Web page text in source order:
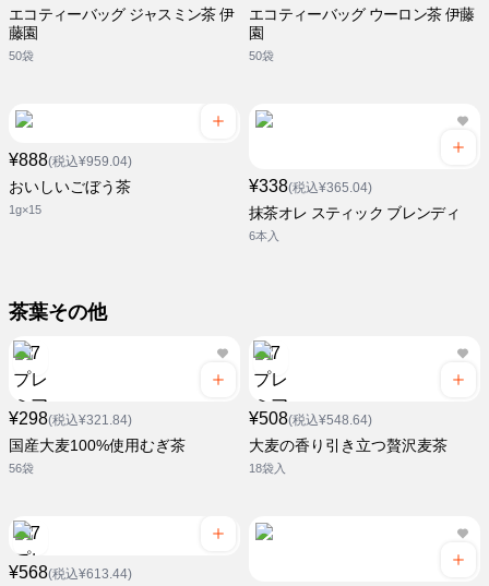
エコティーバッグ ジャスミン茶 伊
藤園
50袋
エコティーバッグ ウーロン茶 伊藤
園
50袋
¥888(税込¥959.04)
おいしいごぼう茶
1g×15
¥338(税込¥365.04)
抹茶オレ スティック ブレンディ
6本入
茶葉その他
¥298(税込¥321.84)
国産大麦100%使用むぎ茶
56袋
¥508(税込¥548.64)
大麦の香り引き立つ贅沢麦茶
18袋入
¥568(税込¥613.44)